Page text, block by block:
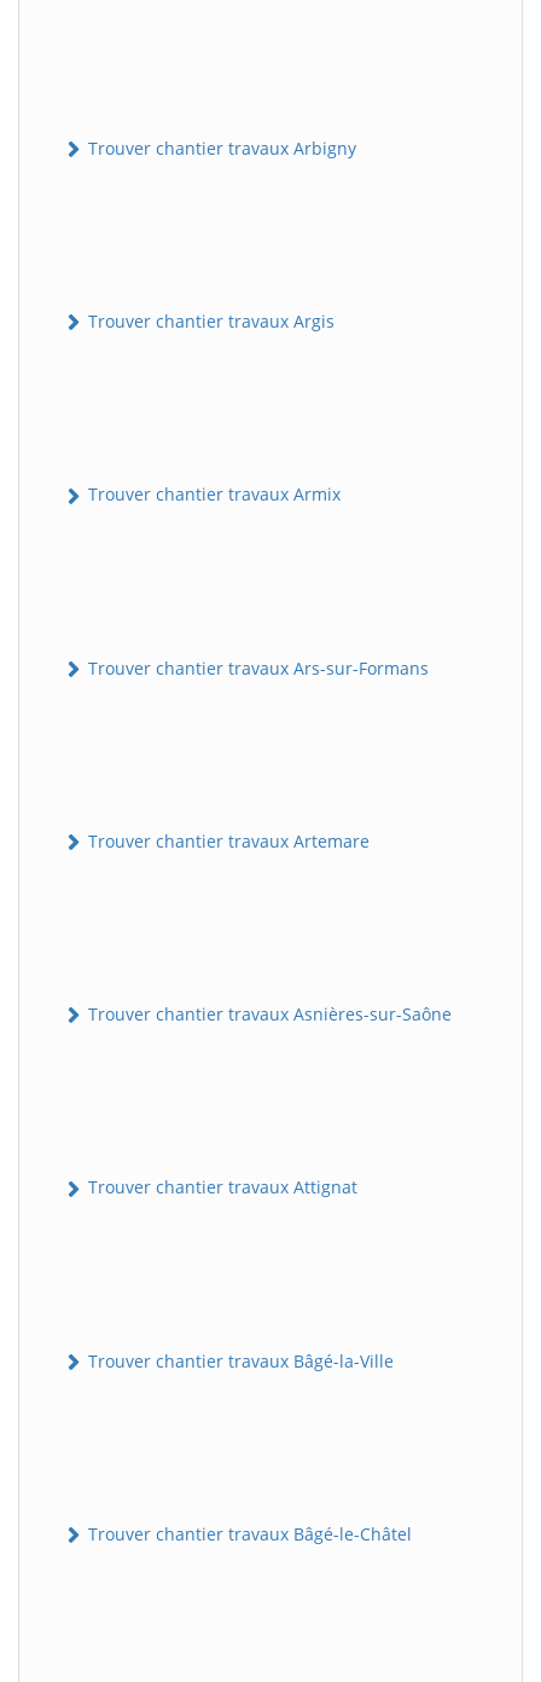
Trouver chantier travaux Arbigny
Trouver chantier travaux Argis
Trouver chantier travaux Armix
Trouver chantier travaux Ars-sur-Formans
Trouver chantier travaux Artemare
Trouver chantier travaux Asnières-sur-Saône
Trouver chantier travaux Attignat
Trouver chantier travaux Bâgé-la-Ville
Trouver chantier travaux Bâgé-le-Châtel